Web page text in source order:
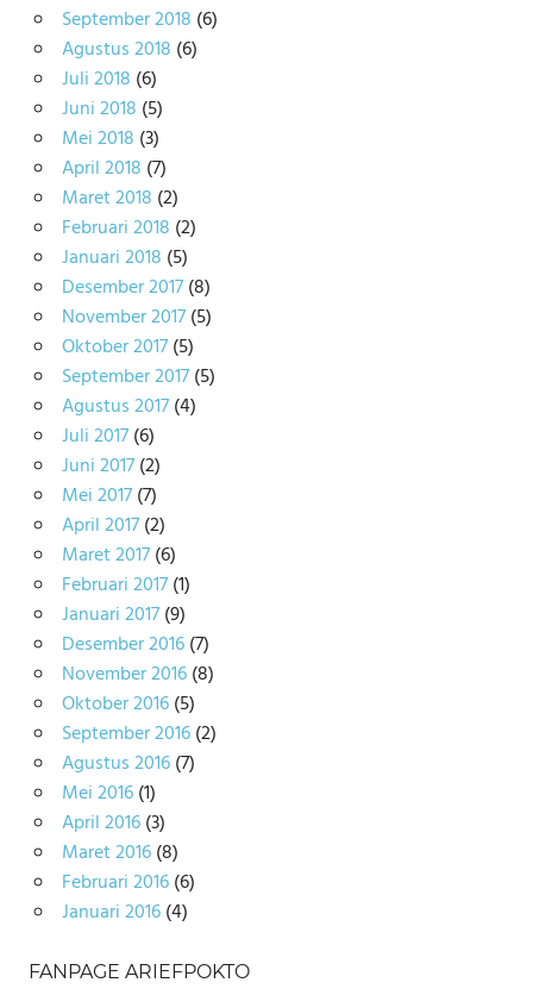
September 2018 (6)
Agustus 2018 (6)
Juli 2018 (6)
Juni 2018 (5)
Mei 2018 (3)
April 2018 (7)
Maret 2018 (2)
Februari 2018 (2)
Januari 2018 (5)
Desember 2017(8)
November 2017(5)
Oktober 2017(5)
September 2017(5)
Agustus 2017(4)
Juli 2017(6)
Juni 2017(2)
Mei 2017(7)
April 2017(2)
Maret 2017(6)
Februari 2017(1)
Januari 2017(9)
Desember 2016(7)
November 2016(8)
Oktober 2016(5)
September 2016(2)
Agustus 2016(7)
Mei 2016(1)
April 2016(3)
Maret 2016(8)
Februari 2016(6)
Januari 2016(4)
FANPAGE ARIEFPOKTO